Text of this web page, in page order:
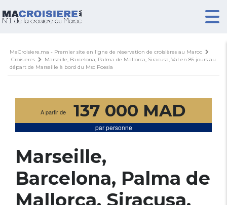
MaCroisiere.ma - Premier site en ligne de réservation de croisières au Maroc
Croisieres
Marseille, Barcelona, Palma de Mallorca, Siracusa, Val en 85 jours au
départ de Marseille à bord du Msc Poesia
A partir de 137 000 MAD
par personne
Marseille,
Barcelona, Palma de
Mallorca, Siracusa,